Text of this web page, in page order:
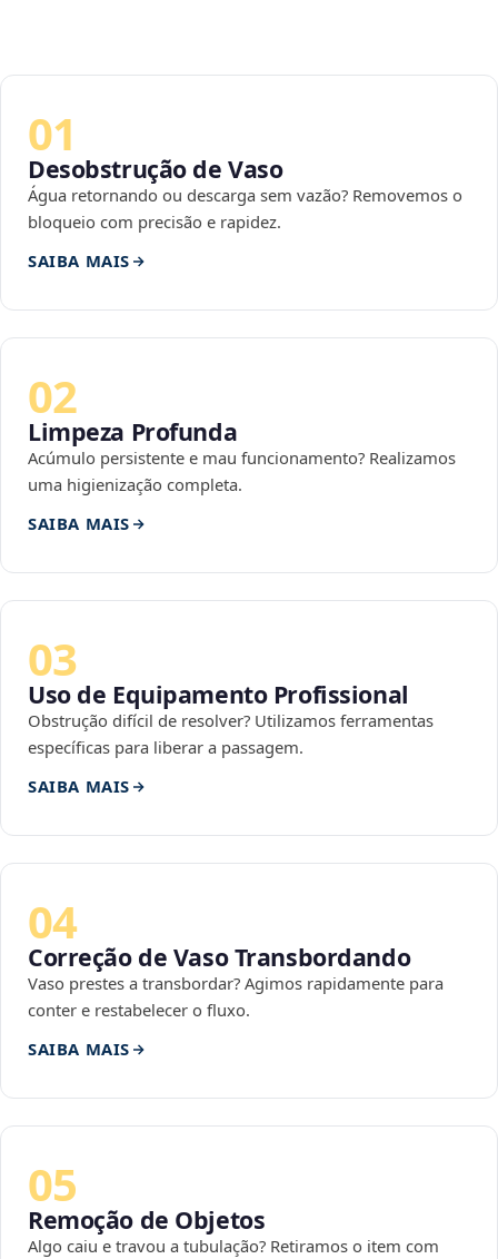
01
Desobstrução de Vaso
Água retornando ou descarga sem vazão? Removemos o
bloqueio com precisão e rapidez.
SAIBA MAIS
02
Limpeza Profunda
Acúmulo persistente e mau funcionamento? Realizamos
uma higienização completa.
SAIBA MAIS
03
Uso de Equipamento Profissional
Obstrução difícil de resolver? Utilizamos ferramentas
específicas para liberar a passagem.
SAIBA MAIS
04
Correção de Vaso Transbordando
Vaso prestes a transbordar? Agimos rapidamente para
conter e restabelecer o fluxo.
SAIBA MAIS
05
Remoção de Objetos
Algo caiu e travou a tubulação? Retiramos o item com